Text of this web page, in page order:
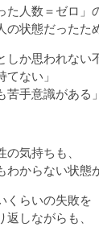
た人数＝ゼロ」
の状態だったた
しか思われない
てない」
苦手意識がある」
の気持ちも、
わからない状態
くらいの失敗を
返しながらも、